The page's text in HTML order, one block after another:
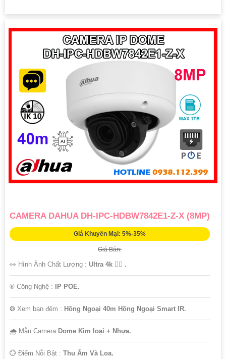
CAMERA DAHUA DH-IPC-HDBW7842E1-Z-X (8MP)
Giá Khuyến Mại: 5%-35%
Giá Bán:
👀 Hình Ành Chất Lượng : Ultra 4k 👍🏾 .
®️ Công Nghệ : IP POE.
❂ Xem ban đêm : Hồng Ngoại 40m Hồng Ngoại Smart IR.
🌧️ Mẫu Camera Dome Kim loại + Nhựa.
️💮 Điểm Nỗi Bật : Thu Âm Và Loa.